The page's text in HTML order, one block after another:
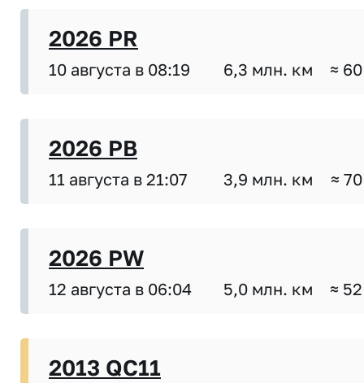
2026 PR
10 августа в 08:19 6,3 млн. км ≈
2026 PB
11 августа в 21:07 3,9 млн. км ≈
2026 PW
12 августа в 06:04 5,0 млн. км ≈
2013 QC11